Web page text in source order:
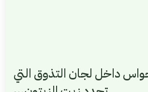
داخل لجان التذوق التي